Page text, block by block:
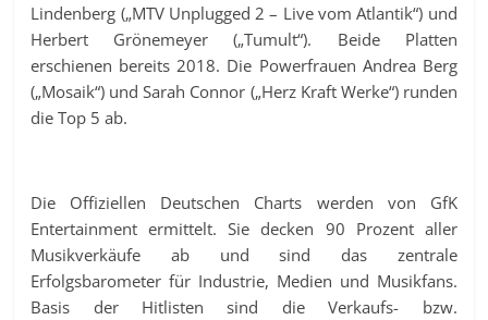
Lindenberg („MTV Unplugged 2 – Live vom Atlantik“) und
Herbert Grönemeyer („Tumult“). Beide Platten
erschienen bereits 2018. Die Powerfrauen Andrea Berg
(„Mosaik“) und Sarah Connor („Herz Kraft Werke“) runden
die Top 5 ab.
Die Offiziellen Deutschen Charts werden von GfK
Entertainment ermittelt. Sie decken 90 Prozent aller
Musikverkäufe ab und sind das zentrale
Erfolgsbarometer für Industrie, Medien und Musikfans.
Basis der Hitlisten sind die Verkaufs- bzw.